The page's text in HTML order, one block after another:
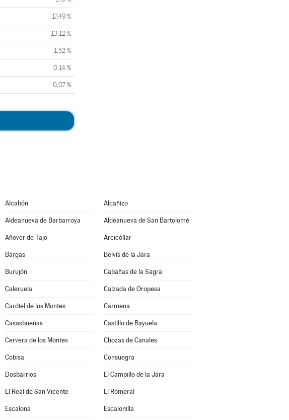
17,49 %
13,12 %
1,52 %
0,14 %
0,07 %
Alcabón Alcañizo
Aldeanueva de Barbarroya Aldeanueva de San Bartolomé
Añover de Tajo Arcicóllar
Bargas Belvís de la Jara
Burujón Cabañas de la Sagra
Caleruela Calzada de Oropesa
Cardiel de los Montes Carmena
Casasbuenas Castillo de Bayuela
Cervera de los Montes Chozas de Canales
Cobisa Consuegra
Dosbarrios El Campillo de la Jara
El Real de San Vicente El Romeral
Escalona Escalonilla